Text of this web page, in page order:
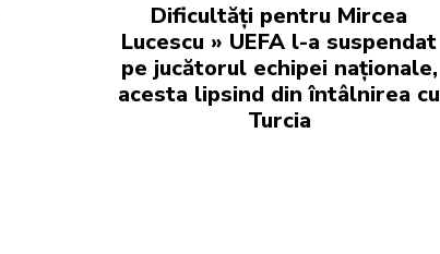
Dificultăți pentru Mircea
Lucescu » UEFA l-a suspendat
pe jucătorul echipei naționale,
acesta lipsind din întâlnirea cu
Turcia